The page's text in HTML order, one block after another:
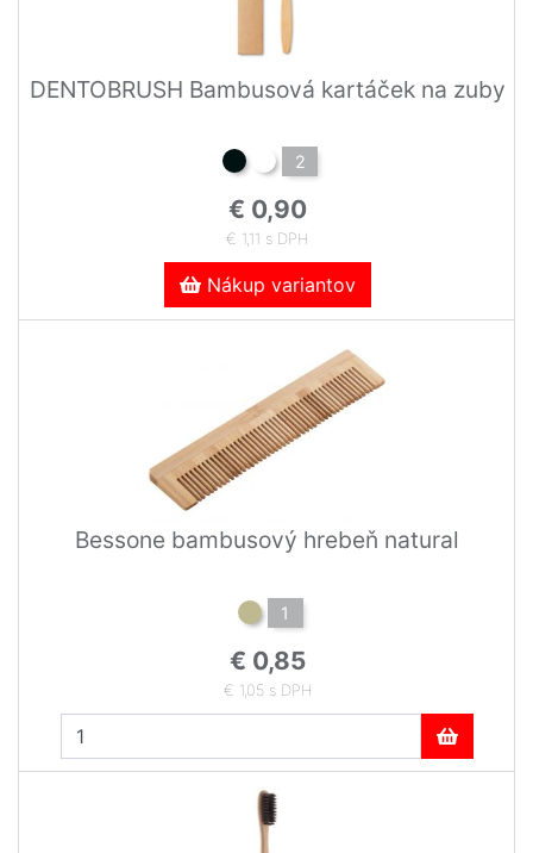
DENTOBRUSH Bambusová kartáček na zuby
2
€ 0,90
€ 1,11 s DPH
Nákup variantov
Bessone bambusový hrebeň natural
1
€ 0,85
€ 1,05 s DPH